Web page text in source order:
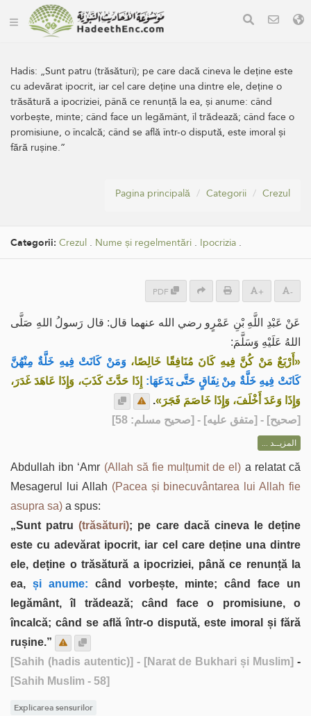
Hadis: „Sunt patru (trăsături); pe care dacă cineva le deține este
cu adevărat ipocrit, iar cel care deține una dintre ele, deține o
trăsătură a ipocriziei, până ce renunță la ea, și anume: când
vorbește, minte; când face un legământ, îl trădează; când face o
promisiune, o încalcă; când se află într-o dispută, este imoral și
fără rușine.”
Pagina principală Categorii Crezul
Categorii: Crezul . Nume și regelmentări . Ipocrizia .
PDF + -
عَنْ عَبْدِ اللَّهِ بْنِ عَمْرٍو رضي الله عنهما قال: قال رَسولُ اللهِ صَلَّى
اللهُ عَلَيْهِ وَسَلَّمَ:
«أَرْبَعٌ مَنْ كُنَّ فِيهِ كَانَ مُنَافِقًا خَالِصًا، وَمَنْ كَانَتْ فِيهِ خَلَّةٌ مِنْهُنَّ
كَانَتْ فِيهِ خَلَّةٌ مِنْ نِفَاقٍ حَتَّى يَدَعَهَا: إِذَا حَدَّثَ كَذَبَ، وَإِذَا عَاهَدَ غَدَرَ،
وَإِذَا وَعَدَ أَخْلَفَ، وَإِذَا خَاصَمَ فَجَرَ».
[صحيح] - [متفق عليه] - [صحيح مسلم: 58]
المزيــد ...
Abdullah ibn ‘Amr (Allah să fie mulțumit de el) a relatat că
Mesagerul lui Allah (Pacea și binecuvântarea lui Allah fie
asupra sa) a spus:
„Sunt patru(trăsături); pe care dacă cineva le deține
este cu adevărat ipocrit, iar cel care deține una dintre
ele, deține o trăsătură a ipocriziei, până ce renunță la
ea, și anume: când vorbește, minte; când face un
legământ, îl trădează; când face o promisiune, o
încalcă; când se află într-o dispută, este imoral și fără
rușine.”
[Sahih (hadis autentic)] - [Narat de Bukhari și Muslim] -
[Sahih Muslim - 58]
Explicarea sensurilor